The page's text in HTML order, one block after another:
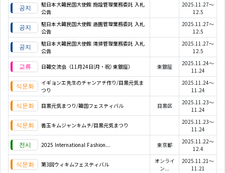
駐日本大韓民国大使館 施設管理業務委託 入札
公告
2025.11.27～
12.5
駐日本大韓民国大使館 造園管理業務委託 入札
公告
2025.11.27～
12.5
駐日本大韓民国大使館 清掃管理業務委託 入札
公告
2025.11.27～
12.5
日韓交流会（11月24日(月・祝) 東銀座） 東銀座
2025.11.24～
11.24
イギョンエ先生のチャンアチ作り/目黒元気ま
つり
2025.11.24～
11.24
目黒元気まつり/韓国フェスティバル 目黒区
2025.11.23～
11.24
善玉キムジャンキムチ/目黒元気まつり
2025.11.23～
11.24
2025 International Fashion... 東京都
2025.11.22～
12.4
第3回ウィキムフェスティバル
オンライ
ン...
2025.11.21～
11.21